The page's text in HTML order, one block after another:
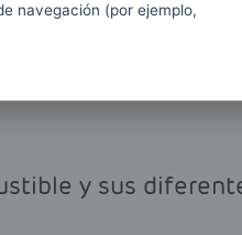
y sus
navegación (por ejemplo,